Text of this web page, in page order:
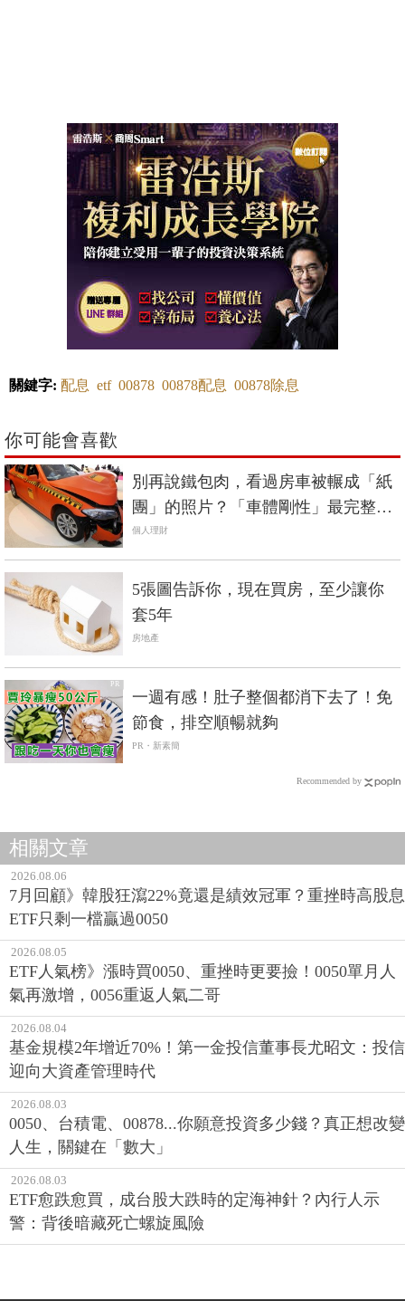
關鍵字: 配息 etf 00878 00878配息 00878除息
你可能會喜歡
別再說鐵包肉，看過房車被輾成「紙
團」的照片？「車體剛性」最完整解
析《國產車篇》
個人理財
5張圖告訴你，現在買房，至少讓你
套5年
房地產
PR
一週有感！肚子整個都消下去了！免
節食，排空順暢就夠
PR・新素簡
Recommended by
相關文章
2026.08.06
7月回顧》韓股狂瀉22%竟還是績效冠軍？重挫時高股息
ETF只剩一檔贏過0050
2026.08.05
ETF人氣榜》漲時買0050、重挫時更要撿！0050單月人
氣再激增，0056重返人氣二哥
2026.08.04
基金規模2年增近70%！第一金投信董事長尤昭文：投信
迎向大資產管理時代
2026.08.03
0050、台積電、00878...你願意投資多少錢？真正想改變
人生，關鍵在「數大」
2026.08.03
ETF愈跌愈買，成台股大跌時的定海神針？內行人示
警：背後暗藏死亡螺旋風險